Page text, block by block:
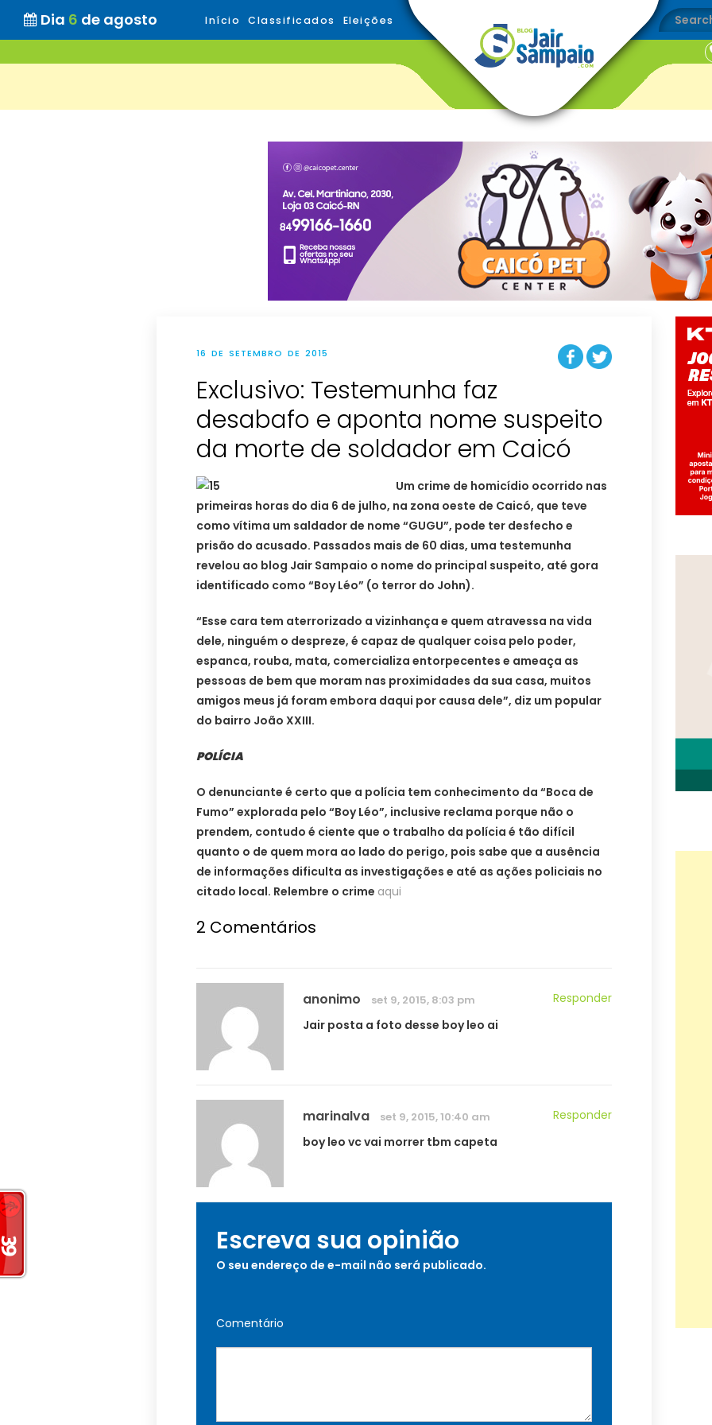
Dia 6 de agosto Início Classificados Eleições
16 DE SETEMBRO DE 2015
Exclusivo: Testemunha faz
desabafo e aponta nome suspeito
da morte de soldador em Caicó
Um crime de homicídio ocorrido nas
primeiras horas do dia 6 de julho, na zona oeste de Caicó, que teve
como vítima um saldador de nome “GUGU”, pode ter desfecho e
prisão do acusado. Passados mais de 60 dias, uma testemunha
revelou ao blog Jair Sampaio o nome do principal suspeito, até gora
identificado como “Boy Léo” (o terror do John).
“Esse cara tem aterrorizado a vizinhança e quem atravessa na vida
dele, ninguém o despreze, é capaz de qualquer coisa pelo poder,
espanca, rouba, mata, comercializa entorpecentes e ameaça as
pessoas de bem que moram nas proximidades da sua casa, muitos
amigos meus já foram embora daqui por causa dele”, diz um popular
do bairro João XXIII.
POLÍCIA
O denunciante é certo que a polícia tem conhecimento da “Boca de
Fumo” explorada pelo “Boy Léo”, inclusive reclama porque não o
prendem, contudo é ciente que o trabalho da polícia é tão difícil
quanto o de quem mora ao lado do perigo, pois sabe que a ausência
de informações dificulta as investigações e até as ações policiais no
citado local. Relembre o crime aqui
2 Comentários
anonimo set 9, 2015, 8:03 pm
Responder
Jair posta a foto desse boy leo ai
marinalva set 9, 2015, 10:40 am
Responder
boy leo vc vai morrer tbm capeta
Escreva sua opinião
O seu endereço de e-mail não será publicado.
Comentário